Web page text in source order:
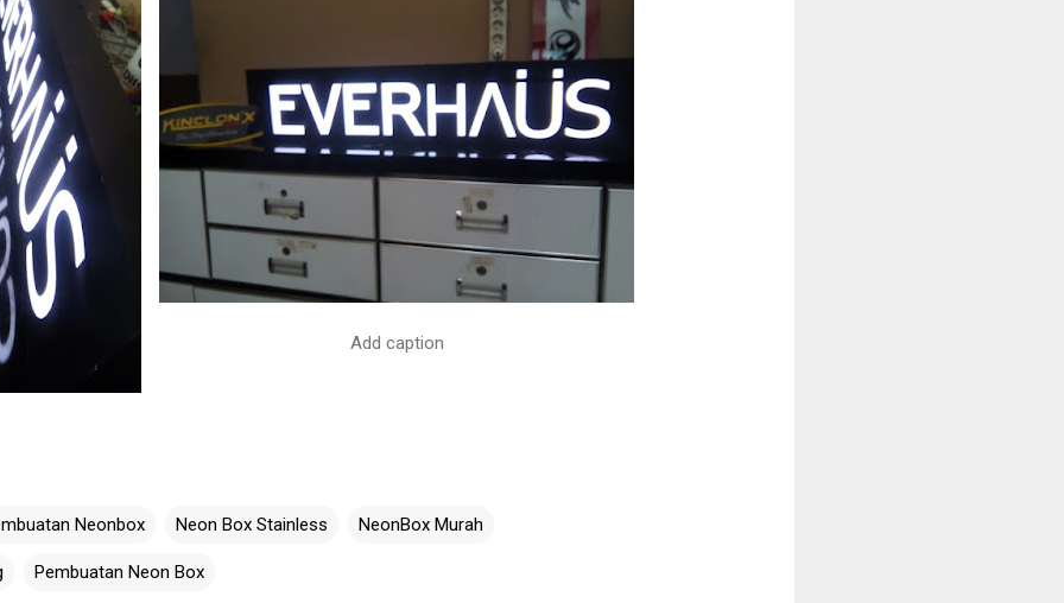
Add caption
Neonbox Neon Box Stainless NeonBox Murah
Pembuatan Neon Box